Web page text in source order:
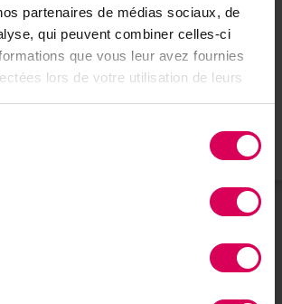
partenaires de médias sociaux, de
qui peuvent combiner celles-ci
que vous leur avez fournies
lors de votre utilisation de leurs
dépend du nombre de membres que
en avant.